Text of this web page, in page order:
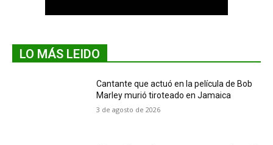
LO MÁS LEIDO
Cantante que actuó en la película de Bob
Marley murió tiroteado en Jamaica
3 de agosto de 2026